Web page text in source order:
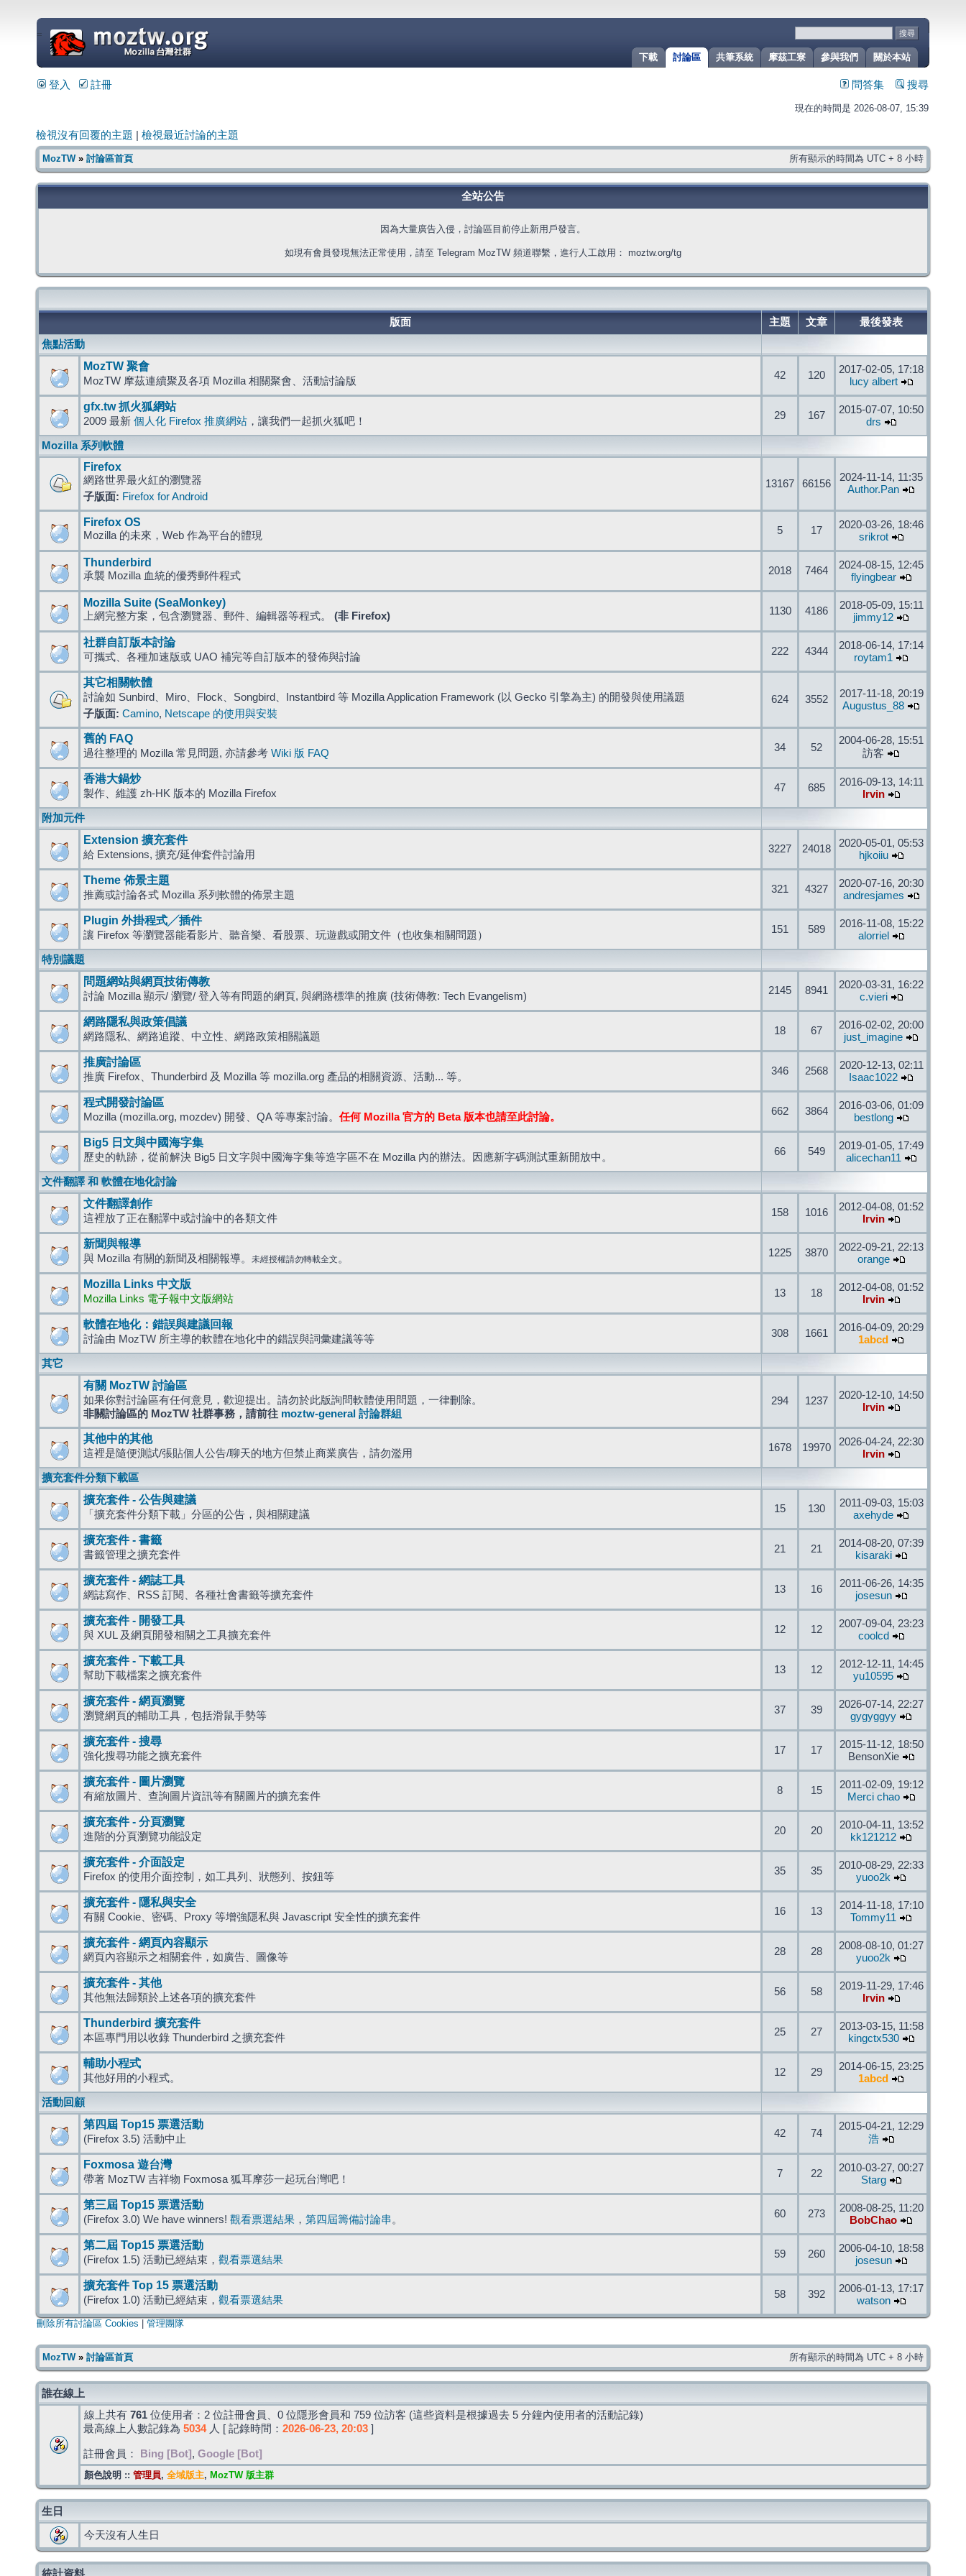
關於本站
參與我們
摩茲工寮
共筆系統
討論區
下載
=
登入 註冊 問答集 搜尋
現在的時間是 2026-08-07, 15:39
檢視沒有回覆的主題 檢視最近討論的主題
MozTW» 討論區首頁 所有顯示的時間為 UTC + 8 小時
全站公告
因為大量廣告入侵，討論區目前停止新用戶發言。
如現有會員發現無法正常使用，請至 Telegram MozTW 頻道聯繫，進行人工啟用： moztw.org/tg
版面 主題 文章
最後發表
焦點活動
MozTW 聚會
MozTW 摩茲連續聚及各項 Mozilla 相關聚會、活動討論版 42 120
2017-02-05, 17:18
lucy albert
gfx.tw 抓火狐網站
2009 最新 個人化 Firefox 推廣網站 ，讓我們一起抓火狐吧！ 29 167
2015-07-07, 10:50
drs
Mozilla 系列軟體
Firefox
網路世界最火紅的瀏覽器
子版面: Firefox for Android
13167 66156
2024-11-14, 11:35
Author.Pan
Firefox OS
Mozilla 的未來，Web 作為平台的體現 5 17
2020-03-26, 18:46
srikrot
Thunderbird
承襲 Mozilla 血統的優秀郵件程式 2018 7464
2024-08-15, 12:45
flyingbear
Mozilla Suite (SeaMonkey)
上網完整方案，包含瀏覽器、郵件、編輯器等程式。 (非 Firefox) 1130 4186
2018-05-09, 15:11
jimmy12
社群自訂版本討論
可攜式、各種加速版或 UAO 補完等自訂版本的發佈與討論 222 4344
2018-06-14, 17:14
roytam1
其它相關軟體
討論如 Sunbird、Miro、Flock、Songbird、Instantbird 等 Mozilla Application Framework (以 Gecko 引擎為主) 的開發與使用議題
子版面: Camino, Netscape 的使用與安裝
624 3552
2017-11-18, 20:19
Augustus_88
舊的 FAQ
過往整理的 Mozilla 常見問題, 亦請參考 Wiki 版 FAQ 34 52
2004-06-28, 15:51
訪客
香港大鍋炒
製作、維護 zh-HK 版本的 Mozilla Firefox 47 685
2016-09-13, 14:11
Irvin
附加元件
Extension 擴充套件
給 Extensions, 擴充/延伸套件討論用 3227 24018
2020-05-01, 05:53
hjkoiiu
Theme 佈景主題
推薦或討論各式 Mozilla 系列軟體的佈景主題 321 4327
2020-07-16, 20:30
andresjames
Plugin 外掛程式╱插件
讓 Firefox 等瀏覽器能看影片、聽音樂、看股票、玩遊戲或開文件（也收集相關問題） 151 589
2016-11-08, 15:22
alorriel
特別議題
問題網站與網頁技術傳教
討論 Mozilla 顯示/ 瀏覽/ 登入等有問題的網頁, 與網路標準的推廣 (技術傳教: Tech Evangelism) 2145 8941
2020-03-31, 16:22
c.vieri
網路隱私與政策倡議
網路隱私、網路追蹤、中立性、網路政策相關議題 18 67
2016-02-02, 20:00
just_imagine
推廣討論區
推廣 Firefox、Thunderbird 及 Mozilla 等 mozilla.org 產品的相關資源、活動... 等。 346 2568
2020-12-13, 02:11
Isaac1022
程式開發討論區
Mozilla (mozilla.org, mozdev) 開發、QA 等專案討論。 任何 Mozilla 官方的 Beta 版本也請至此討論。 662 3864
2016-03-06, 01:09
bestlong
Big5 日文與中國海字集
歷史的軌跡，從前解決 Big5 日文字與中國海字集等造字區不在 Mozilla 內的辦法。因應新字碼測試重新開放中。 66 549
2019-01-05, 17:49
alicechan11
文件翻譯 和 軟體在地化討論
文件翻譯創作
這裡放了正在翻譯中或討論中的各類文件 158 1016
2012-04-08, 01:52
Irvin
新聞與報導
與 Mozilla 有關的新聞及相關報導。 未經授權請勿轉載全文 。 1225 3870
2022-09-21, 22:13
orange
Mozilla Links 中文版
Mozilla Links 電子報中文版網站 13 18
2012-04-08, 01:52
Irvin
軟體在地化：錯誤與建議回報
討論由 MozTW 所主導的軟體在地化中的錯誤與詞彙建議等等 308 1661
2016-04-09, 20:29
1abcd
其它
有關 MozTW 討論區
如果你對討論區有任何意見，歡迎提出。請勿於此版詢問軟體使用問題，一律刪除。
非關討論區的 MozTW 社群事務，請前往 moztw-general 討論群組
294 1237
2020-12-10, 14:50
Irvin
其他中的其他
這裡是隨便測試/張貼個人公告/聊天的地方但禁止商業廣告，請勿濫用 1678 19970
2026-04-24, 22:30
Irvin
擴充套件分類下載區
擴充套件 - 公告與建議
「擴充套件分類下載」分區的公告，與相關建議 15 130
2011-09-03, 15:03
axehyde
擴充套件 - 書籤
書籤管理之擴充套件 21 21
2014-08-20, 07:39
kisaraki
擴充套件 - 網誌工具
網誌寫作、RSS 訂閱、各種社會書籤等擴充套件 13 16
2011-06-26, 14:35
josesun
擴充套件 - 開發工具
與 XUL 及網頁開發相關之工具擴充套件 12 12
2007-09-04, 23:23
coolcd
擴充套件 - 下載工具
幫助下載檔案之擴充套件 13 12
2012-12-11, 14:45
yu10595
擴充套件 - 網頁瀏覽
瀏覽網頁的輔助工具，包括滑鼠手勢等 37 39
2026-07-14, 22:27
gygyggyy
擴充套件 - 搜尋
強化搜尋功能之擴充套件 17 17
2015-11-12, 18:50
BensonXie
擴充套件 - 圖片瀏覽
有縮放圖片、查詢圖片資訊等有關圖片的擴充套件 8 15
2011-02-09, 19:12
Merci chao
擴充套件 - 分頁瀏覽
進階的分頁瀏覽功能設定 20 20
2010-04-11, 13:52
kk121212
擴充套件 - 介面設定
Firefox 的使用介面控制，如工具列、狀態列、按鈕等 35 35
2010-08-29, 22:33
yuoo2k
擴充套件 - 隱私與安全
有關 Cookie、密碼、Proxy 等增強隱私與 Javascript 安全性的擴充套件 16 13
2014-11-18, 17:10
Tommy11
擴充套件 - 網頁內容顯示
網頁內容顯示之相關套件，如廣告、圖像等 28 28
2008-08-10, 01:27
yuoo2k
擴充套件 - 其他
其他無法歸類於上述各項的擴充套件 56 58
2019-11-29, 17:46
Irvin
Thunderbird 擴充套件
本區專門用以收錄 Thunderbird 之擴充套件 25 27
2013-03-15, 11:58
kingctx530
輔助小程式
其他好用的小程式。 12 29
2014-06-15, 23:25
1abcd
活動回顧
第四屆 Top15 票選活動
(Firefox 3.5) 活動中止 42 74
2015-04-21, 12:29
浩
Foxmosa 遊台灣
帶著 MozTW 吉祥物 Foxmosa 狐耳摩莎一起玩台灣吧！ 7 22
2010-03-27, 00:27
Starg
第三屆 Top15 票選活動
(Firefox 3.0) We have winners! 觀看票選結果 ， 第四屆籌備討論串 。 60 273
2008-08-25, 11:20
BobChao
第二屆 Top15 票選活動
(Firefox 1.5) 活動已經結束， 觀看票選結果 59 260
2006-04-10, 18:58
josesun
擴充套件 Top 15 票選活動
(Firefox 1.0) 活動已經結束， 觀看票選結果 58 392
2006-01-13, 17:17
watson
刪除所有討論區 Cookies 管理團隊
MozTW» 討論區首頁 所有顯示的時間為 UTC + 8 小時
誰在線上
線上共有 761 位使用者：2 位註冊會員、0 位隱形會員和 759 位訪客 (這些資料是根據過去 5 分鐘內使用者的活動記錄)
最高線上人數記錄為 5034人 [ 記錄時間： 2026-06-23, 20:03 ]
註冊會員： Bing [Bot] , Google [Bot]
顏色說明 :: 管理員, 全域版主, MozTW 版主群
生日
今天沒有人生日